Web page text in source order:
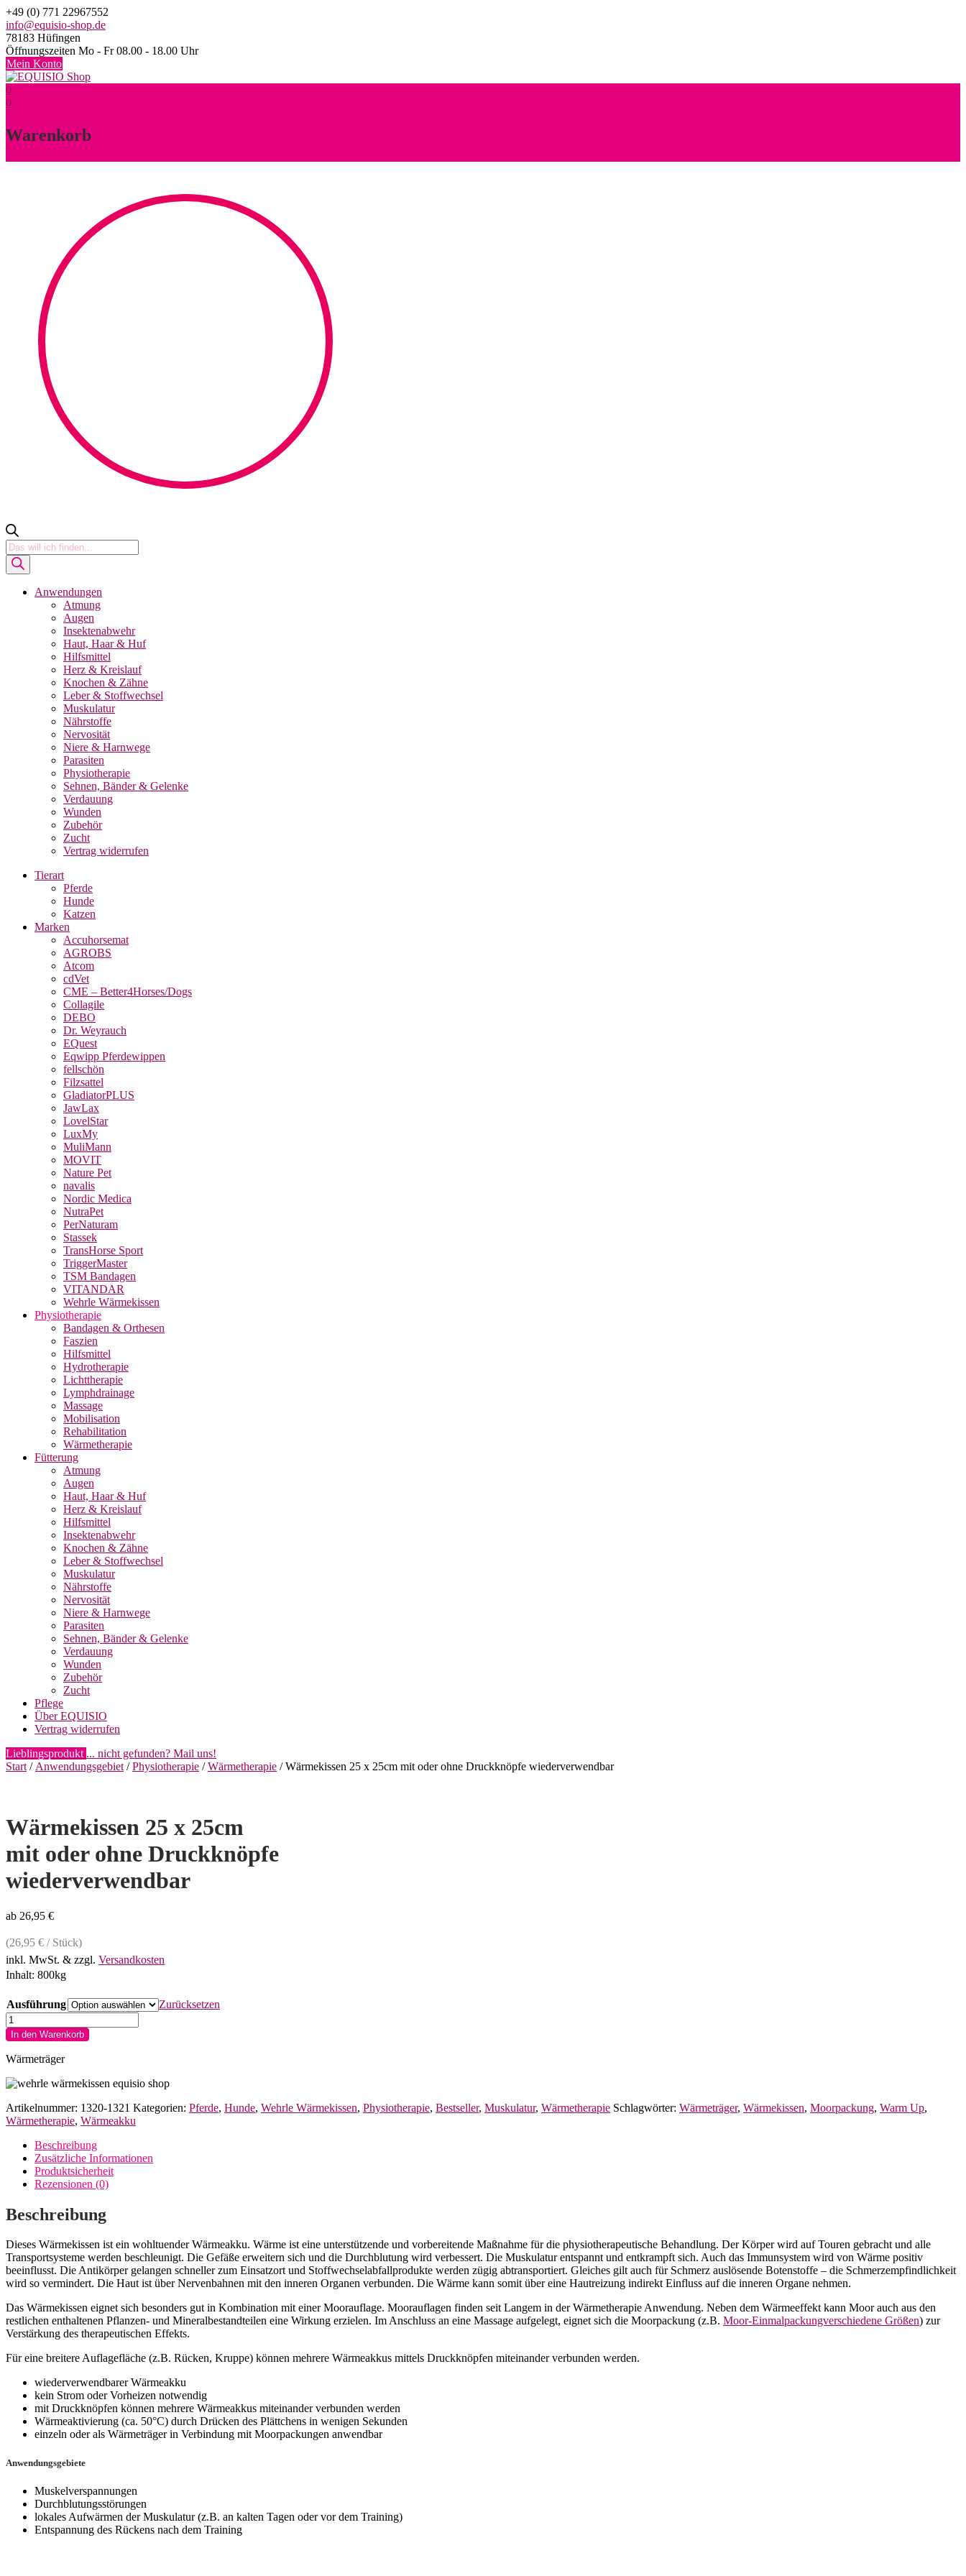
Skip
to
content
+49 (0) 771 22967552
info@equisio-shop.de
78183 Hüfingen
Öffnungszeiten Mo - Fr 08.00 - 18.00 Uhr
Mein Konto
0
0
Warenkorb
Products
search
Anwendungen
Atmung
Augen
Insektenabwehr
Haut, Haar & Huf
Hilfsmittel
Herz & Kreislauf
Knochen & Zähne
Leber & Stoffwechsel
Muskulatur
Nährstoffe
Nervosität
Niere & Harnwege
Parasiten
Physiotherapie
Sehnen, Bänder & Gelenke
Verdauung
Wunden
Zubehör
Zucht
Vertrag widerrufen
Tierart
Pferde
Hunde
Katzen
Marken
Accuhorsemat
AGROBS
Atcom
cdVet
CME – Better4Horses/Dogs
Collagile
DEBO
Dr. Weyrauch
EQuest
Eqwipp Pferdewippen
fellschön
Filzsattel
GladiatorPLUS
JawLax
LovelStar
LuxMy
MuliMann
MOVIT
Nature Pet
navalis
Nordic Medica
NutraPet
PerNaturam
Stassek
TransHorse Sport
TriggerMaster
TSM Bandagen
VITANDAR
Wehrle Wärmekissen
Physiotherapie
Bandagen & Orthesen
Faszien
Hilfsmittel
Hydrotherapie
Lichttherapie
Lymphdrainage
Massage
Mobilisation
Rehabilitation
Wärmetherapie
Fütterung
Atmung
Augen
Haut, Haar & Huf
Herz & Kreislauf
Hilfsmittel
Insektenabwehr
Knochen & Zähne
Leber & Stoffwechsel
Muskulatur
Nährstoffe
Nervosität
Niere & Harnwege
Parasiten
Sehnen, Bänder & Gelenke
Verdauung
Wunden
Zubehör
Zucht
Pflege
Über EQUISIO
Vertrag widerrufen
Lieblingsprodukt ... nicht gefunden? Mail uns!
Start / Anwendungsgebiet /Physiotherapie /Wärmetherapie / Wärmekissen 25 x 25cm mit oder ohne Druckknöpfe wiederverwendbar
Wärmekissen 25 x 25cm
mit oder ohne Druckknöpfe
wiederverwendbar
ab 26,95 €
(26,95 € / Stück)
inkl. MwSt. & zzgl. Versandkosten
Inhalt: 800kg
Ausführung
Zurücksetzen
Wärmekissen
25
x
25cm
oder
Druckknöpfe
wiederverwendbar
In den Warenkorb
Wärmeträger
Artikelnummer: 1320-1321 Kategorien: Pferde, Hunde, Wehrle Wärmekissen, Physiotherapie, Bestseller, Muskulatur, Wärmetherapie Schlagwörter: Wärmeträger, Wärmekissen, Moorpackung, Warm Up,
Wärmetherapie, Wärmeakku
Beschreibung
Zusätzliche Informationen
Produktsicherheit
Rezensionen (0)
Beschreibung
Dieses Wärmekissen ist ein wohltuender Wärmeakku. Wärme ist eine unterstützende und vorbereitende Maßnahme für die physiotherapeutische Behandlung. Der Körper wird auf Touren gebracht und alle
Transportsysteme werden beschleunigt. Die Gefäße erweitern sich und die Durchblutung wird verbessert. Die Muskulatur entspannt und entkrampft sich. Auch das Immunsystem wird von Wärme positiv
beeinflusst. Die Antikörper gelangen schneller zum Einsatzort und Stoffwechselabfallprodukte werden zügig abtransportiert. Gleiches gilt auch für Schmerz auslösende Botenstoffe – die Schmerzempfindlichkeit
wird so vermindert. Die Haut ist über Nervenbahnen mit den inneren Organen verbunden. Die Wärme kann somit über eine Hautreizung indirekt Einfluss auf die inneren Organe nehmen.
Das Wärmekissen eignet sich besonders gut in Kombination mit einer Moorauflage. Moorauflagen finden seit Langem in der Wärmetherapie Anwendung. Neben dem Wärmeeffekt kann Moor auch aus den
restlichen enthaltenen Pflanzen- und Mineralbestandteilen eine Wirkung erzielen. Im Anschluss an eine Massage aufgelegt, eignet sich die Moorpackung (z.B. Moor-Einmalpackungverschiedene Größen) zur
Verstärkung des therapeutischen Effekts.
Für eine breitere Auflagefläche (z.B. Rücken, Kruppe) können mehrere Wärmeakkus mittels Druckknöpfen miteinander verbunden werden.
wiederverwendbarer Wärmeakku
kein Strom oder Vorheizen notwendig
mit Druckknöpfen können mehrere Wärmeakkus miteinander verbunden werden
Wärmeaktivierung (ca. 50°C) durch Drücken des Plättchens in wenigen Sekunden
einzeln oder als Wärmeträger in Verbindung mit Moorpackungen anwendbar
Anwendungsgebiete
Muskelverspannungen
Durchblutungsstörungen
lokales Aufwärmen der Muskulatur (z.B. an kalten Tagen oder vor dem Training)
Entspannung des Rückens nach dem Training